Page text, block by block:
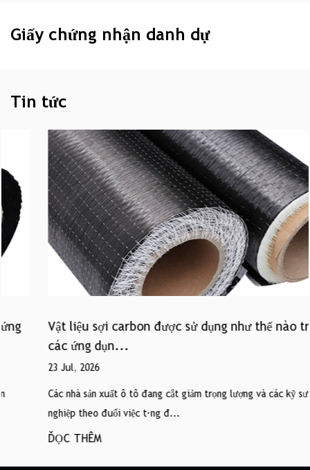
Giấy chứng nhận danh dự
Tin tức
Vật liệu sợi carbon được sử dụng như thế nào trong
các ứng dụn...
23 Jul, 2026
Các nhà sản xuất ô tô đang cắt giảm trọng lượng và các kỹ sư công
nghiệp theo đuổi việc tăng đ...
ĐỌC THÊM